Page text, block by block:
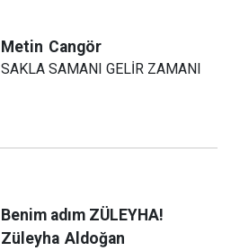
Metin Cangör
SAKLA SAMANI GELİR ZAMANI
Benim adım ZÜLEYHA!
Züleyha Aldoğan